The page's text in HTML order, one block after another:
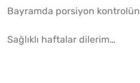
Bayramda porsiyon
Sağlıklı haftalar dilerim…